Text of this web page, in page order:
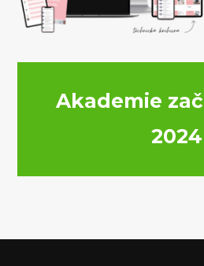
Akademie
2024